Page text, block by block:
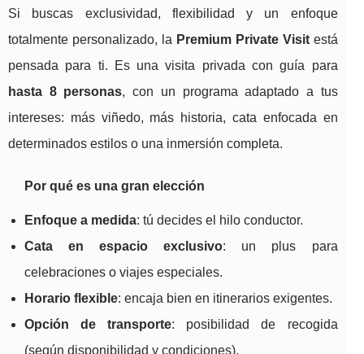
Si buscas exclusividad, flexibilidad y un enfoque
totalmente personalizado, la Premium Private Visitestá
pensada para ti. Es una visita privada con guía para
hasta 8 personas, con un programa adaptado a tus
intereses: más viñedo, más historia, cata enfocada en
determinados estilos o una inmersión completa.
Por qué es una gran elección
Enfoque a medida: tú decides el hilo conductor.
Cata en espacio exclusivo: un plus para
celebraciones o viajes especiales.
Horario flexible: encaja bien en itinerarios exigentes.
Opción de transporte: posibilidad de recogida
(según disponibilidad y condiciones).